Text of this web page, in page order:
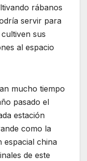
rábanos
servir para
sus
al espacio
mucho tiempo
pasado el
estación
como la
espacial china
de este